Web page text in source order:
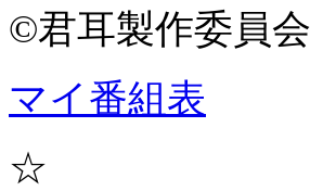
©君耳製作委員会
マイ番組表
☆